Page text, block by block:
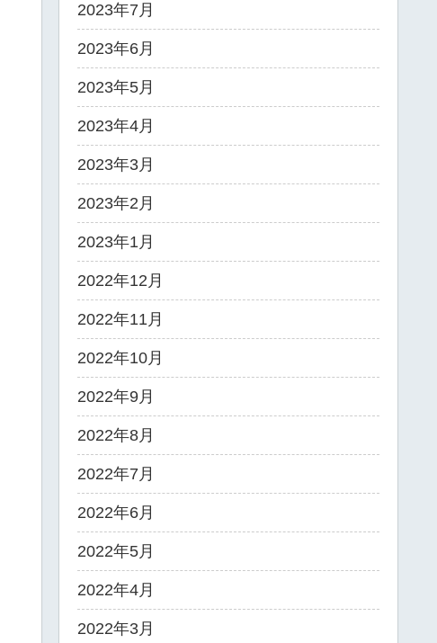
2023年7月
2023年6月
2023年5月
2023年4月
2023年3月
2023年2月
2023年1月
2022年12月
2022年11月
2022年10月
2022年9月
2022年8月
2022年7月
2022年6月
2022年5月
2022年4月
2022年3月